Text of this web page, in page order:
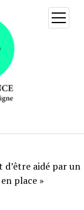
ouvrir
menu
d’être aidé par un
place »